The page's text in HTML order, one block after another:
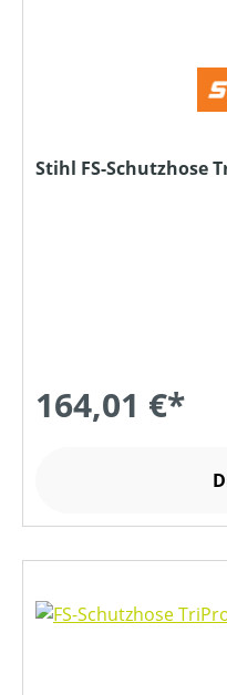
Stihl FS-Schutzhose
164,01 €*